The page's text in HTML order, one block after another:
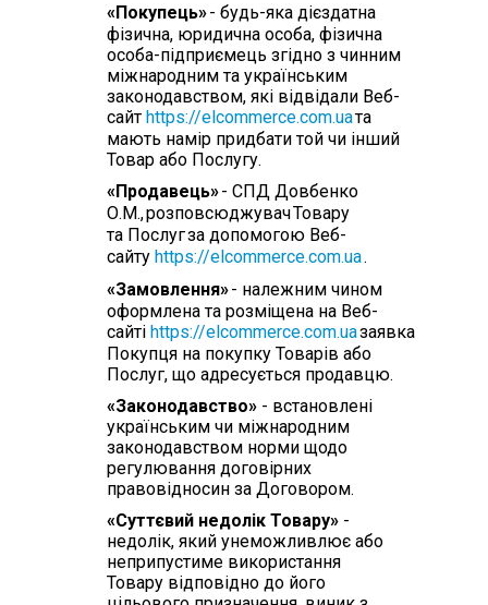
«Покупець»- будь-яка дієздатна
фізична, юридична особа, фізична
особа-підприємець згідно з чинним
міжнародним та українським
законодавством, які відвідали Веб-
сайт https://elcommerce.com.uaта
мають намір придбати той чи інший
Товар або Послугу.
«Продавець»- СПД Довбенко
О.М.,розповсюджувачТовару
та Послугза допомогою Веб-
сайту https://elcommerce.com.ua.
«Замовлення»- належним чином
оформлена та розміщена на Веб-
сайті https://elcommerce.com.uaзаявка
Покупця на покупку Товарів або
Послуг, що адресується продавцю.
«Законодавство» - встановлені
українським чи міжнародним
законодавством норми щодо
регулювання договірних
правовідносин за Договором.
«Суттєвий недолік Товару» -
недолік, який унеможливлює або
неприпустиме використання
Товару відповідно до його